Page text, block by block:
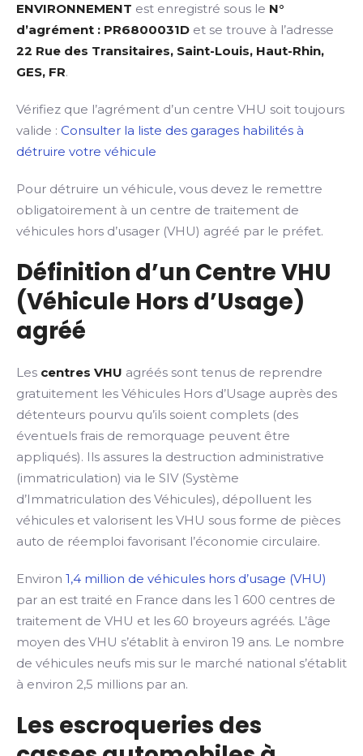
ENVIRONNEMENT est enregistré sous le N°
d’agrément : PR6800031D et se trouve à l’adresse
22 Rue des Transitaires, Saint-Louis, Haut-Rhin,
GES, FR.
Vérifiez que l’agrément d’un centre VHU soit toujours
valide : Consulter la liste des garages habilités à
détruire votre véhicule
Pour détruire un véhicule, vous devez le remettre
obligatoirement à un centre de traitement de
véhicules hors d’usager (VHU) agréé par le préfet.
Définition d’un Centre VHU
(Véhicule Hors d’Usage)
agréé
Les centres VHU agréés sont tenus de reprendre
gratuitement les Véhicules Hors d’Usage auprès des
détenteurs pourvu qu’ils soient complets (des
éventuels frais de remorquage peuvent être
appliqués). Ils assures la destruction administrative
(immatriculation) via le SIV (Système
d’Immatriculation des Véhicules), dépolluent les
véhicules et valorisent les VHU sous forme de pièces
auto de réemploi favorisant l’économie circulaire.
Environ 1,4 million de véhicules hors d’usage (VHU)
par an est traité en France dans les 1 600 centres de
traitement de VHU et les 60 broyeurs agréés. L’âge
moyen des VHU s’établit à environ 19 ans. Le nombre
de véhicules neufs mis sur le marché national s’établit
à environ 2,5 millions par an.
Les escroqueries des